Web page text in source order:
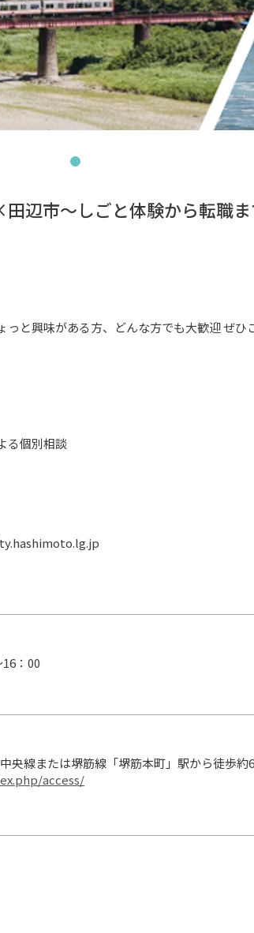
辺市～しごと体験から転職
と興味がある方、どんな方でも大歓迎 ぜ
個別相談
：00
access/